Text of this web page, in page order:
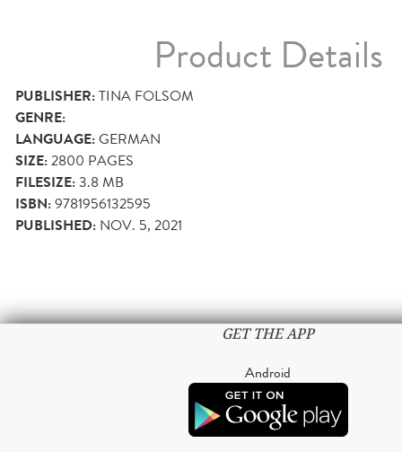
Product Details
PUBLISHER:TINA FOLSOM
GENRE:
LANGUAGE:GERMAN
SIZE:2800 PAGES
FILESIZE:3.8 MB
ISBN:9781956132595
PUBLISHED: NOV. 5, 2021
GET THE APP
Android